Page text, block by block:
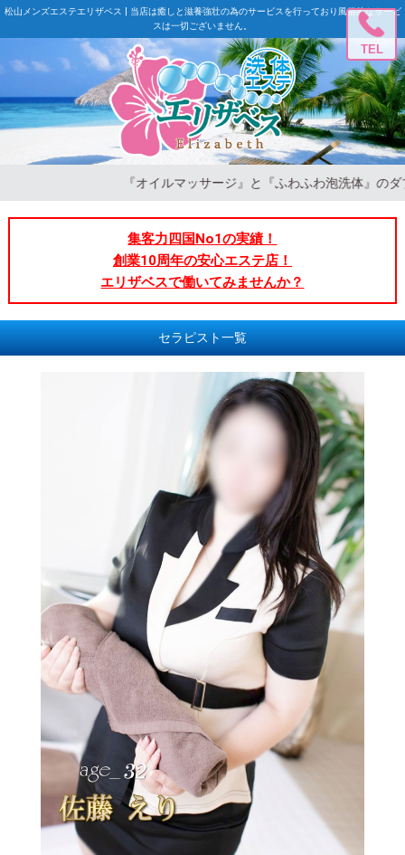
松山メンズエステエリザベス | 当店は癒しと滋養強壮の為のサービスを行っており風俗的なサービ
スは一切ございません。
TEL
『オイルマッサージ』と『ふわふわ泡洗体』のダブ
集客力四国No1の実績！
創業10周年の安心エステ店！
エリザベスで働いてみませんか？
セラピスト一覧